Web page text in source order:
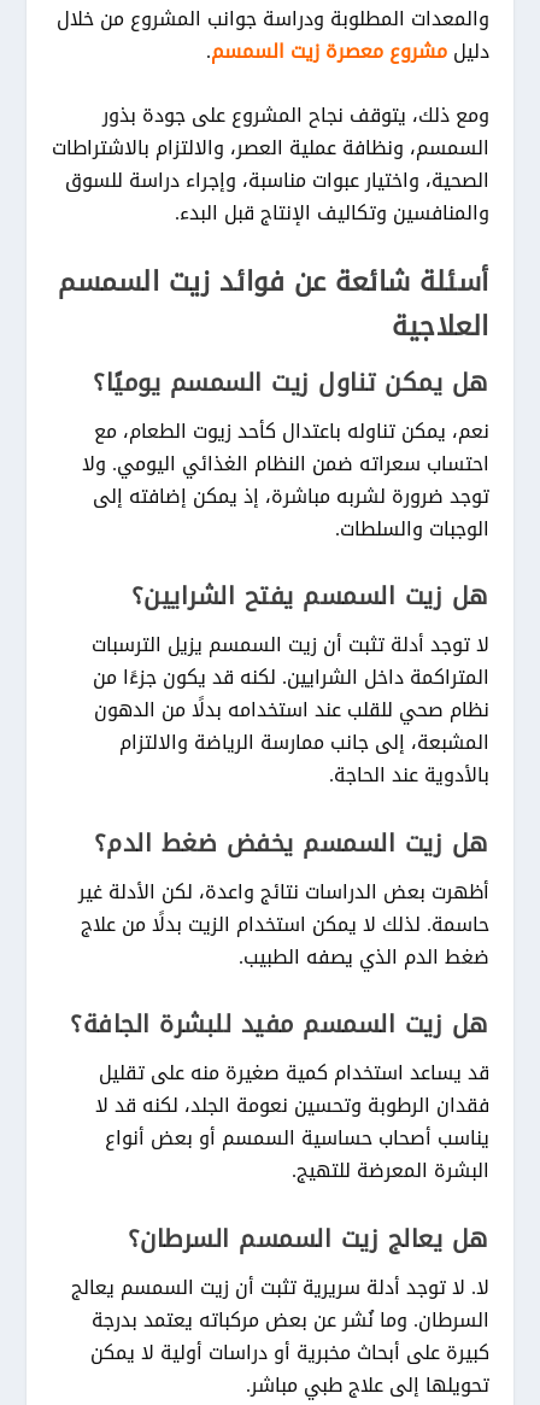
والمعدات المطلوبة ودراسة جوانب المشروع من خلال
دليلمشروع معصرة زيت السمسم.
ومع ذلك، يتوقف نجاح المشروع على جودة بذور
السمسم، ونظافة عملية العصر، والالتزام بالاشتراطات
الصحية، واختيار عبوات مناسبة، وإجراء دراسة للسوق
والمنافسين وتكاليف الإنتاج قبل البدء.
أسئلة شائعة عن فوائد زيت السمسم
العلاجية
هل يمكن تناول زيت السمسم يوميًا؟
نعم، يمكن تناوله باعتدال كأحد زيوت الطعام، مع
احتساب سعراته ضمن النظام الغذائي اليومي. ولا
توجد ضرورة لشربه مباشرة، إذ يمكن إضافته إلى
الوجبات والسلطات.
هل زيت السمسم يفتح الشرايين؟
لا توجد أدلة تثبت أن زيت السمسم يزيل الترسبات
المتراكمة داخل الشرايين. لكنه قد يكون جزءًا من
نظام صحي للقلب عند استخدامه بدلًا من الدهون
المشبعة، إلى جانب ممارسة الرياضة والالتزام
بالأدوية عند الحاجة.
هل زيت السمسم يخفض ضغط الدم؟
أظهرت بعض الدراسات نتائج واعدة، لكن الأدلة غير
حاسمة. لذلك لا يمكن استخدام الزيت بدلًا من علاج
ضغط الدم الذي يصفه الطبيب.
هل زيت السمسم مفيد للبشرة الجافة؟
قد يساعد استخدام كمية صغيرة منه على تقليل
فقدان الرطوبة وتحسين نعومة الجلد، لكنه قد لا
يناسب أصحاب حساسية السمسم أو بعض أنواع
البشرة المعرضة للتهيج.
هل يعالج زيت السمسم السرطان؟
لا. لا توجد أدلة سريرية تثبت أن زيت السمسم يعالج
السرطان. وما نُشر عن بعض مركباته يعتمد بدرجة
كبيرة على أبحاث مخبرية أو دراسات أولية لا يمكن
تحويلها إلى علاج طبي مباشر.